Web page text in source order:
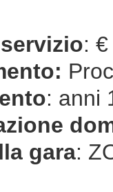
:
: anni
gara: